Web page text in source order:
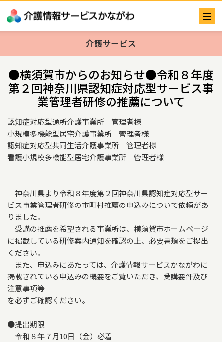
介護サービス
●横須賀市からのお知らせ●令和８年度
第２回神奈川県認知症対応型サービス事
業管理者研修の推薦について
認知症対応型通所介護事業所 管理者様
小規模多機能型居宅介護事業所 管理者様
認知症対応型共同生活介護事業所 管理者様
看護小規模多機能型居宅介護事業所 管理者様
神奈川県より令和８年度第２回神奈川県認知症対応型サー
ビス事業管理者研修の市町村推薦の申込みについて依頼があ
りました。
受講の推薦を希望される事業所は、横須賀市ホームページ
に掲載している研修案内通知を確認の上、必要書類をご提出
ください。
また、申込みにあたっては、介護情報サービスかながわに
掲載されている申込みの概要をご覧いただき、受講要件及び
注意事項等
を必ずご確認ください。
●提出期限
令和８年７月10日（金）必着